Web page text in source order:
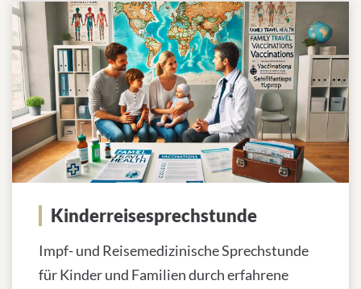
Kinderreisesprechstunde
Impf- und Reisemedizinische Sprechstunde
für Kinder und Familien durch erfahrene